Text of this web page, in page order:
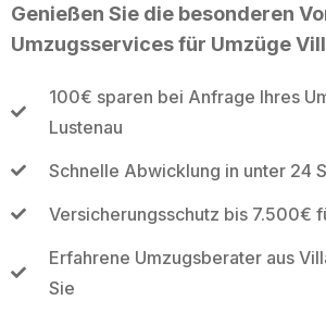
Genießen Sie die besonderen
Umzugsservices für Umzüge
100€ sparen bei Anfrage Ihres
Lustenau
Schnelle Abwicklung in unter 24
Versicherungsschutz bis 7.500€
Erfahrene Umzugsberater aus
Sie